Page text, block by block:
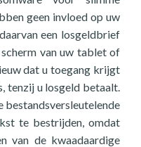
geen invloed op uw
een losgeldbrief
van uw tablet of
dat u toegang krijgt
tenzij u losgeld betaalt.
bestandsversleutelende
te bestrijden, omdat
van de kwaadaardige